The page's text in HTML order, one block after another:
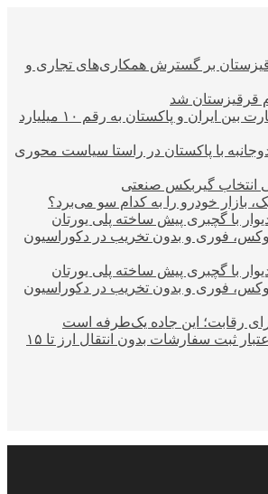
بر گسترش همکاری‌های تجاری و
قرقیزستان شد
افزایش حجم تجارت بین ایران و پاکستان به رقم ۱۰ میلیارد
با پاکستان در راستا سیاست محوری
انتخاب گیربکس صنعتی
بازار خودرو را به کدام سو می‌برد؟
با گچبری پیش ساخته پلی یورتان
فوری و بدون تخریب در دکوراسیون
با گچبری پیش ساخته پلی یورتان
فوری و بدون تخریب در دکوراسیون
تمدید بخشنامه اعتبار ثبت سفارشات بدون انتقال ارز تا ۱۵